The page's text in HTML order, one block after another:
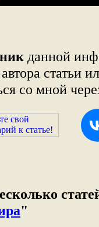
данной
автора статьи
со мной
"